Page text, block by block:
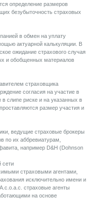
определение размеров
безубыточность страховых
в обмен на уплату
актуарной калькуляции. В
ожидание страхового случая
и обобщенных материалов
страховщика
согласия на участие в
слипе риске и на указанных в
размер участия и
ведущие страховые брокеры
по их аббревиатурам,
например D&H (Dohnson
сети
страховыми агентами,
исключительно имени и
страховые агенты
на основе